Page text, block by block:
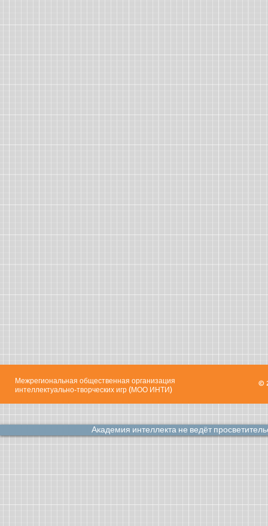
Межрегиональная общественная организация
интеллектуально-творческих игр (МОО ИНТИ)
©
Академия интеллекта не ведёт